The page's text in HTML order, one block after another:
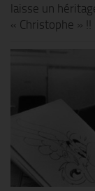
laisse un
« Christophe » !!